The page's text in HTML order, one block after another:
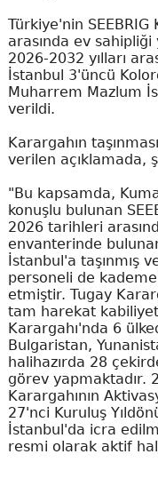
Türkiye'nin SEEBRIG
arasında ev sahipliği
2026-2032 yılları
İstanbul 3'üncü
Muharrem Mazlum
verildi.
Karargahın
verilen açıklamada,
"Bu kapsamda,
konuşlu bulunan
2026 tarihleri
envanterinde
İstanbul'a taşınmış
personeli de
etmiştir. Tugay
tam harekat
Karargahı'nda 6
Bulgaristan,
halihazırda 28
görev yapmaktadır.
Karargahının
27'nci Kuruluş
İstanbul'da icra
resmi olarak aktif